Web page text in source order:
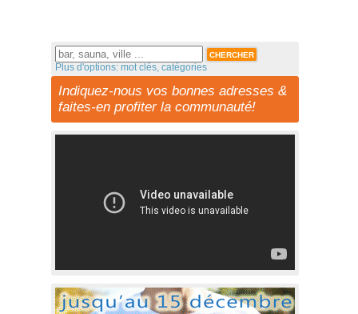
Plus d'options: mot clés, catégories
Indiquez-nous vos bonnes adresses &
faites-en profiter la communauté!